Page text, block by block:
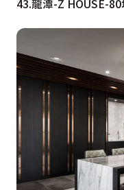
43.龍潭-Z HOUSE-